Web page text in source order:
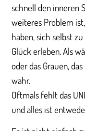
schnell den inneren
weiteres Problem
haben, sich selbst
Glück erleben. Als
oder das Grauen,
wahr.
Oftmals fehlt das
und alles ist